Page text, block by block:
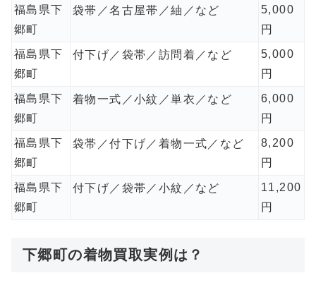
福島県下
郷町
袋帯／名古屋帯／紬／など
5,000
円
福島県下
郷町
付下げ／袋帯／訪問着／など
5,000
円
福島県下
郷町
着物一式／小紋／単衣／など
6,000
円
福島県下
郷町
袋帯／付下げ／着物一式／など
8,200
円
福島県下
郷町
付下げ／袋帯／小紋／など
11,200
円
下郷町の着物買取実例は？